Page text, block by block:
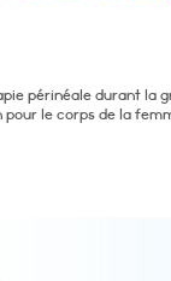
périnéale durant la
le corps de la